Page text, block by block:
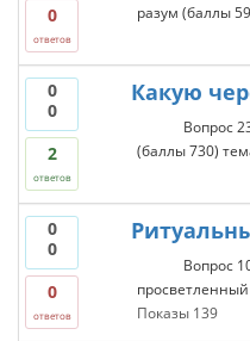
0
ответов
разум (баллы
0
0
2
ответов
Какую
Вопрос
(баллы730)
0
0
0
ответов
Вопрос
просветленный
Показы 139